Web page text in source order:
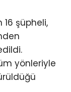
şüpheli,
yönleriyle